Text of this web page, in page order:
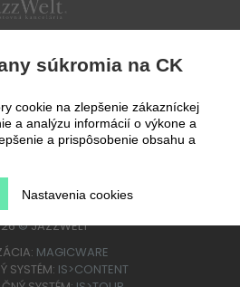
Po - Pi 9 - 17 hod
0850 777 888
©JAZZWELT
MAGICWARE
SYSTÉM: IS>CONTENT
súkromia na CK
cookie na zlepšenie zákazníckej
a analýzu informácií o výkone a
a prispôsobenie obsahu a
Nastavenia cookies